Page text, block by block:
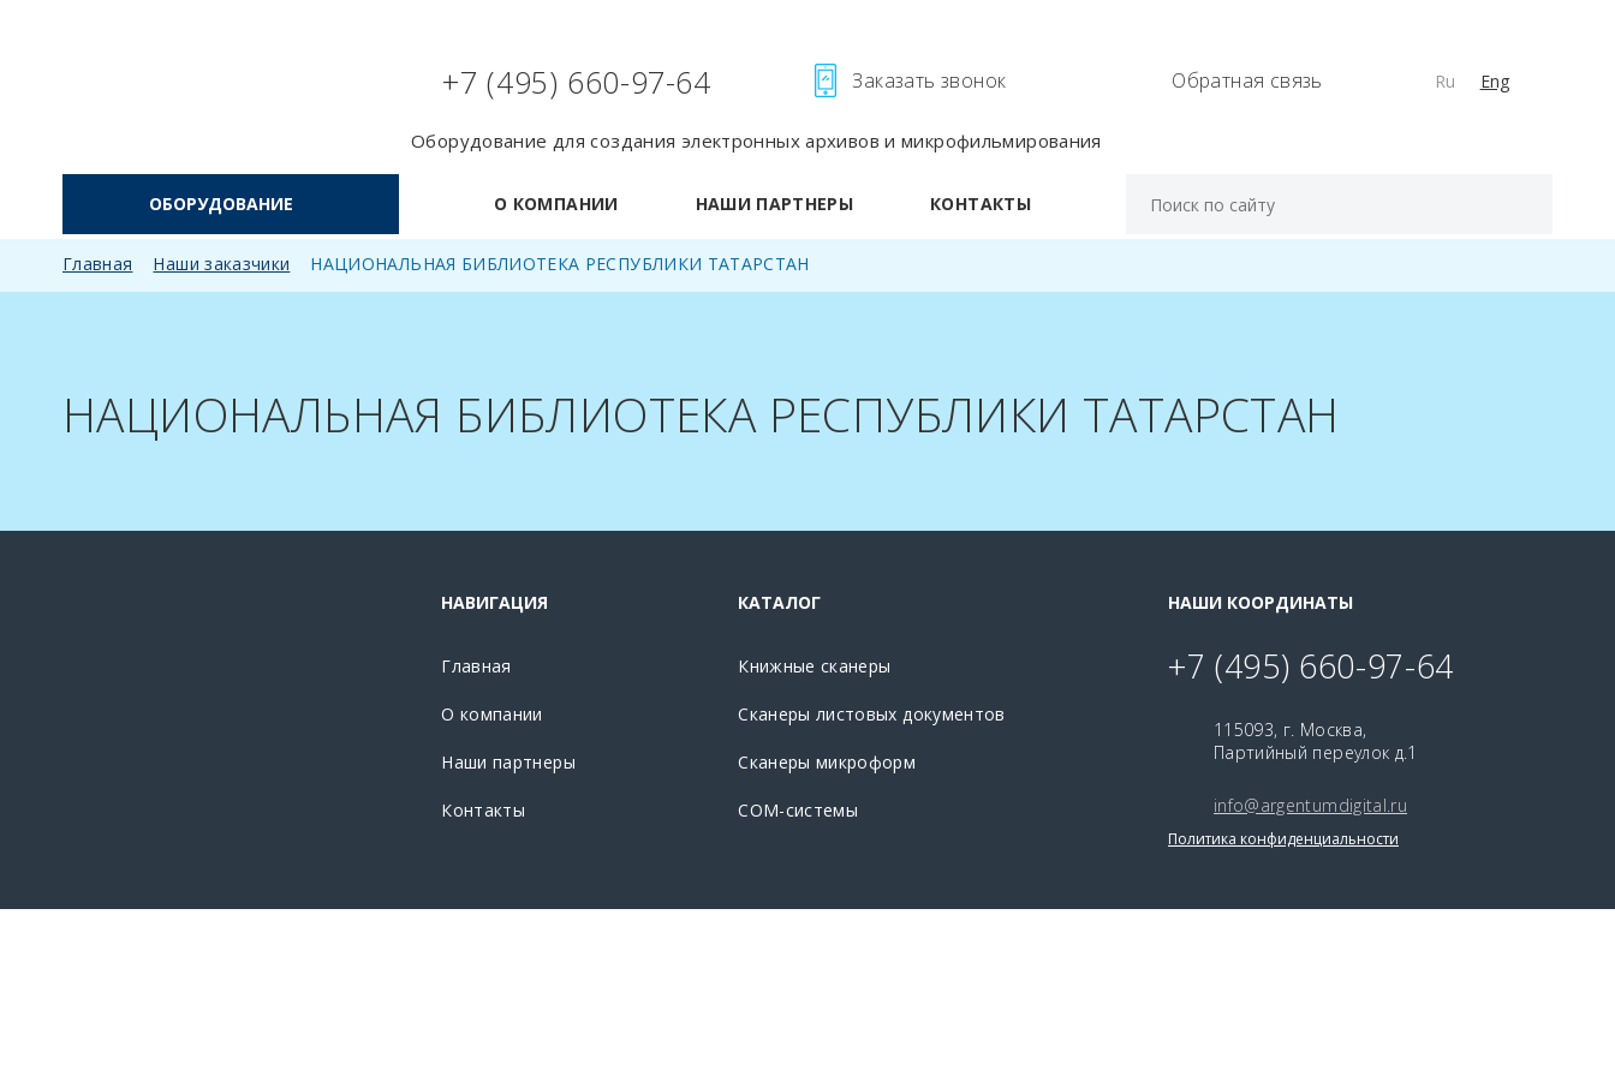
+7 (495) 660-97-64 Заказать звонок Обратная связь Ru Eng
Оборудование для создания электронных архивов и микрофильмирования
ОБОРУДОВАНИЕ О КОМПАНИИ НАШИ ПАРТНЕРЫ КОНТАКТЫ
Главная Наши заказчики НАЦИОНАЛЬНАЯ БИБЛИОТЕКА РЕСПУБЛИКИ ТАТАРСТАН
НАЦИОНАЛЬНАЯ БИБЛИОТЕКА РЕСПУБЛИКИ ТАТАРСТАН
НАВИГАЦИЯ
Главная
О компании
Наши партнеры
Контакты
КАТАЛОГ
Книжные сканеры
Сканеры листовых документов
Сканеры микроформ
CОМ-системы
НАШИ КООРДИНАТЫ
+7 (495) 660-97-64
115093, г. Москва,
Партийный переулок д.1
info@argentumdigital.ru
Политика конфиденциальности